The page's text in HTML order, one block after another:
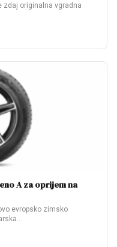
zdaj originalna vgradna
A za oprijem na
evropsko zimsko